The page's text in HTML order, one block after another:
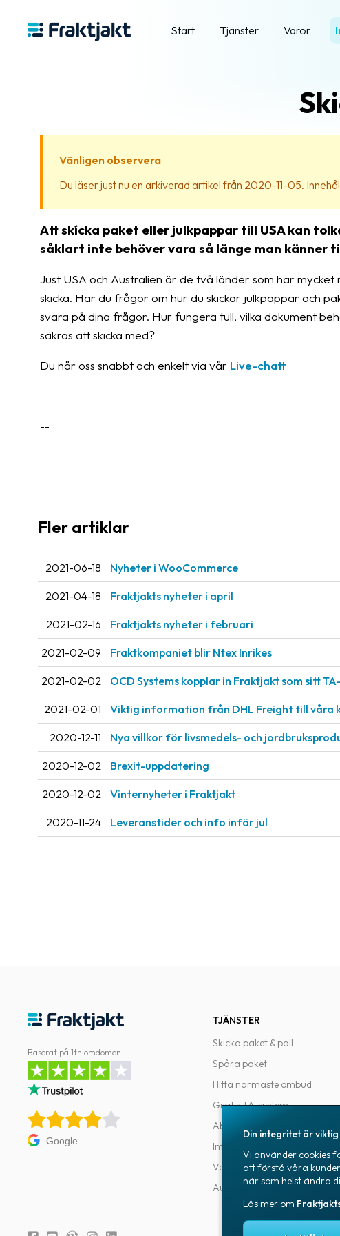
Start Tjänster Varor
Vänligen observera
Du läser just nu en arkiverad artikel från 2020-11-05.
Att skícka paket eller julkpappar till USA kan
såklart inte behöver vara så länge man känner
Just USA och Australien är de två länder som har
skicka. Har du frågor om hur du skickar julkpappar och
svara på dina frågor. Hur fungera tull, vilka dokument
säkras att skicka med?
Du når oss snabbt och enkelt via vår Live-chatt
--
Fler artiklar
2021-06-18 Nyheter i WooCommerce
2021-04-18 Fraktjakts nyheter i april
2021-02-16 Fraktjakts nyheter i februari
2021-02-09 Fraktkompaniet blir Ntex Inrikes
2021-02-02 OCD Systems kopplar in Fraktjakt som sitt
2021-02-01 Viktig information från DHL Freight till våra
2020-12-11 Nya villkor för livsmedels- och
2020-12-02 Brexit-uppdatering
2020-12-02 Vinternyheter i Fraktjakt
2020-11-24 Leveranstider och info inför jul
Baserat på 1tn omdömen
Google
TJÄNSTER
Skicka paket & pall
Spåra paket
Hitta närmaste ombud
Gratis TA-system
Abonnemang
Integrationer
Verktyg för utvecklare
Automatiseringar
Din integritet är
Vi använder cookies
att förstå våra
när som helst ändra
Läs mer om